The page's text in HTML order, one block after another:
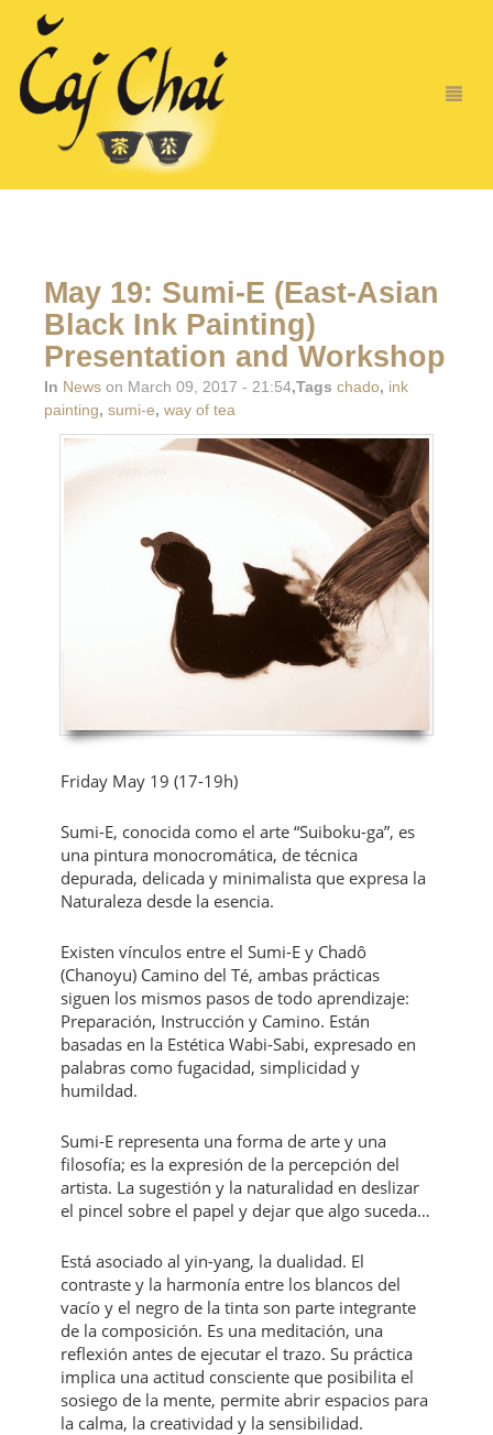
May 19: Sumi-E (East-Asian
Black Ink Painting)
Presentation and Workshop
In News on March 09, 2017 - 21:54,Tags chado, ink
painting, sumi-e, way of tea
Friday May 19 (17-19h)
Sumi-E, conocida como el arte “Suiboku-ga”, es
una pintura monocromática, de técnica
depurada, delicada y minimalista que expresa la
Naturaleza desde la esencia.
Existen vínculos entre el Sumi-E y Chadô
(Chanoyu) Camino del Té, ambas prácticas
siguen los mismos pasos de todo aprendizaje:
Preparación, Instrucción y Camino. Están
basadas en la Estética Wabi-Sabi, expresado en
palabras como fugacidad, simplicidad y
humildad.
Sumi-E representa una forma de arte y una
filosofía; es la expresión de la percepción del
artista. La sugestión y la naturalidad en deslizar
el pincel sobre el papel y dejar que algo suceda…
Está asociado al yin-yang, la dualidad. El
contraste y la harmonía entre los blancos del
vacío y el negro de la tinta son parte integrante
de la composición. Es una meditación, una
reflexión antes de ejecutar el trazo. Su práctica
implica una actitud consciente que posibilita el
sosiego de la mente, permite abrir espacios para
la calma, la creatividad y la sensibilidad.